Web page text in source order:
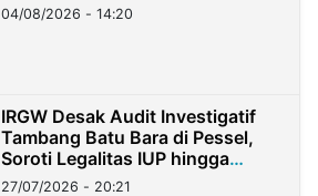
04/08/2026 - 14:20
IRGW Desak Audit Investigatif
Tambang Batu Bara di Pessel,
Soroti Legalitas IUP hingga
Stockpile
27/07/2026 - 20:21